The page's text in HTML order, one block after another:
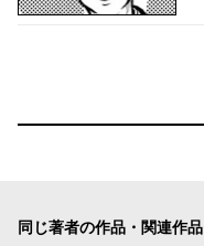
同じ著者の作品・関連作品